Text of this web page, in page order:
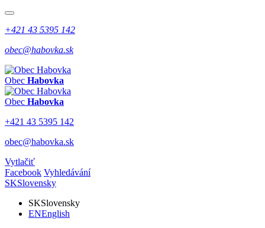
+421 43 5395 142
obec@habovka.sk
Obec Habovka
Obec Habovka
+421 43 5395 142
obec@habovka.sk
Vytlačiť
Facebook Vyhledávání
SKSlovensky
SKSlovensky
ENEnglish